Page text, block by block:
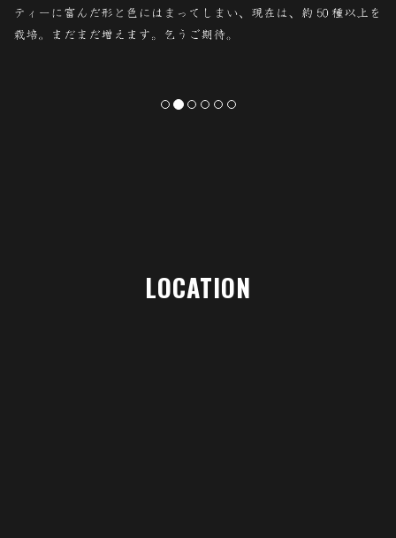
LOCATION